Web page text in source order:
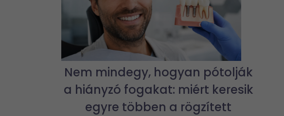
Nem mindegy, hogyan pótolják
a hiányzó fogakat: miért keresik
egyre többen a rögzített